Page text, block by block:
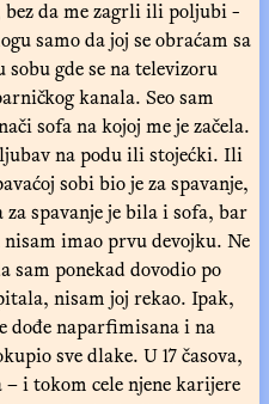
da me zagrli ili poljubi -
samo da joj se obraćam sa
gde se na televizoru
kanala. Seo sam
sofa na kojoj me je začela.
na podu ili stojećki. Ili
sobi bio je za spavanje,
spavanje je bila i sofa, bar
imao prvu devojku. Ne
sam ponekad dovodio po
nisam joj rekao. Ipak,
dođe naparfimisana i na
sve dlake. U 17 časova,
i tokom cele njene karijere